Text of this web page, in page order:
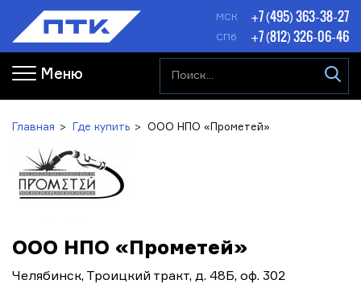
МСК +7 (495) 363-38-27
СПб +7 (812) 326-06-46
Меню
Главная Где купить ООО НПО «Прометей»
ООО НПО «Прометей»
Челябинск, Троицкий тракт, д. 48Б, оф. 302